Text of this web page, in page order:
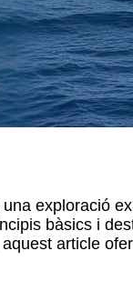
exploració
bàsics i
article